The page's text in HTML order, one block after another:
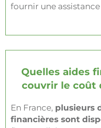
fournir une
Quelles aides
couvrir le coût
En France, plusieurs
financières sont